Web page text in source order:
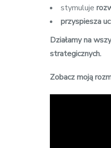
stymuluje
przyspiesza
Działamy na
strategicznych.
Zobacz moją